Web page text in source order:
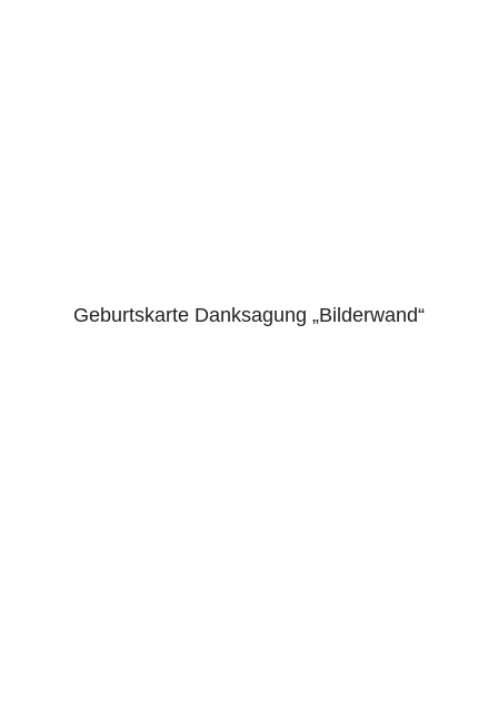
Geburtskarte Danksagung „Bilderwand“